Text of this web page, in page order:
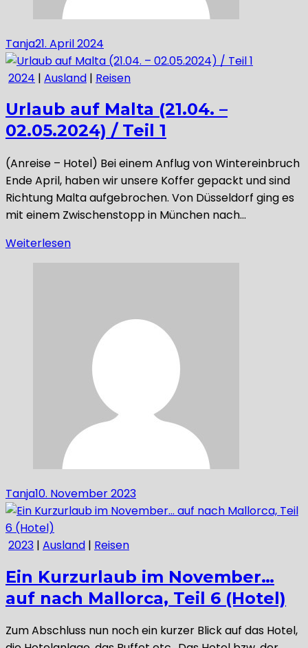
Tanja21. April 2024
2024 | Ausland | Reisen
Urlaub auf Malta (21.04. –
02.05.2024) / Teil 1
(Anreise – Hotel) Bei einem Anflug von Wintereinbruch
Ende April, haben wir unsere Koffer gepackt und sind
Richtung Malta aufgebrochen. Von Düsseldorf ging es
mit einem Zwischenstopp in München nach…
Weiterlesen
Tanja10. November 2023
2023 | Ausland | Reisen
Ein Kurzurlaub im November…
auf nach Mallorca, Teil 6 (Hotel)
Zum Abschluss nun noch ein kurzer Blick auf das Hotel,